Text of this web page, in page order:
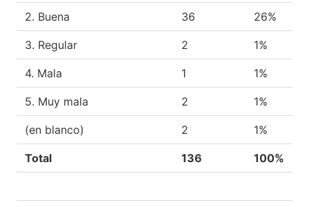
2. Buena 36 26%
3. Regular 2 1%
4. Mala 1 1%
5. Muy mala 2 1%
(en blanco) 2 1%
Total 136 100%